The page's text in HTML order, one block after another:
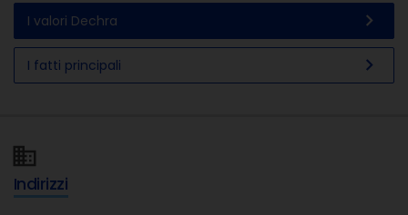
I valori Dechra chevron_right
I fatti principali chevron_right
Indirizzi